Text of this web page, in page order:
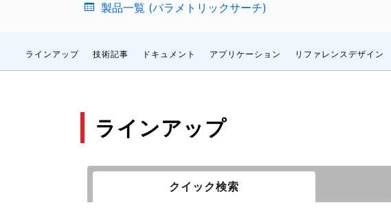
製品一覧 (パラメトリックサーチ)
ラインアップ 技術記事 ドキュメント アプリケーション リファレンスデザイン
ラインアップ
クイック検索